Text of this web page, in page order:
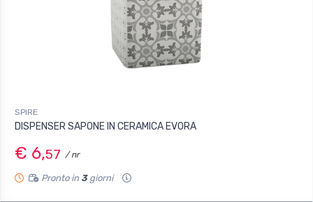
SPIRE
DISPENSER SAPONE IN CERAMICA EVORA
€ 6,57 / nr
Pronto in 3giorni